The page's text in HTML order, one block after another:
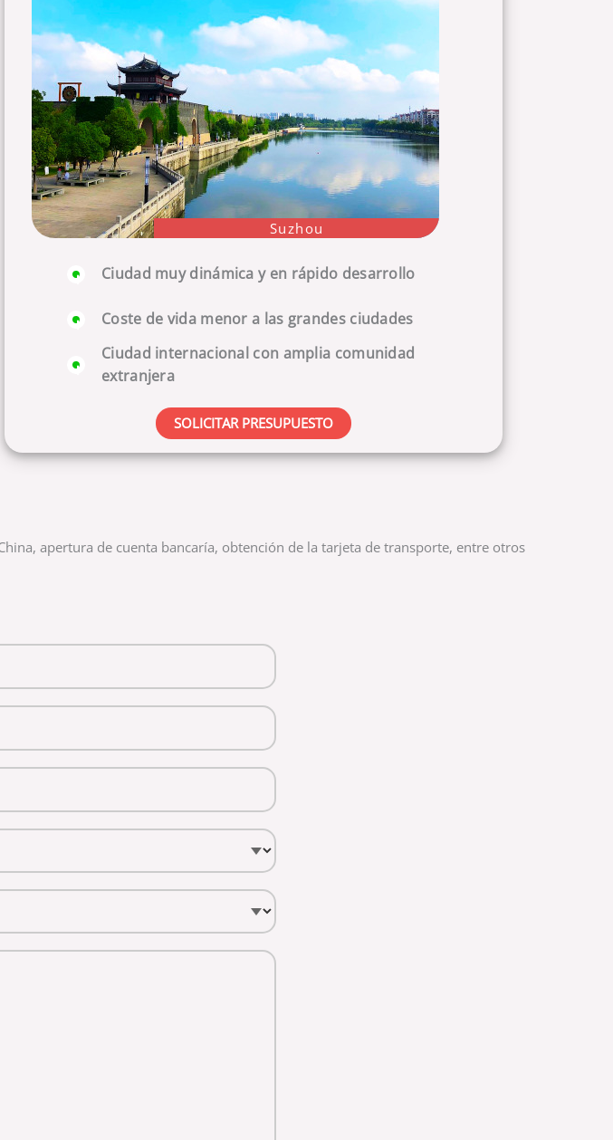
Suzhou
Ciudad muy dinámica y en rápido desarrollo
Coste de vida menor a las grandes ciudades
Ciudad internacional con amplia comunidad
extranjera
SOLICITAR PRESUPUESTO
apertura de cuenta bancaría, obtención de la tarjeta de transporte, entre otros